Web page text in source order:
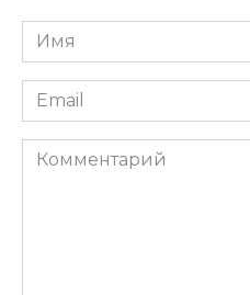
Имя
*
Email
*
Комментарий